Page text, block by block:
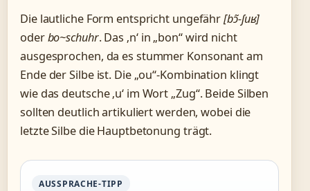
Die lautliche Form entspricht ungefähr[bɔ̃-ʃuʁ]
oderbo~schuhr. Das ‚n‘ in „bon“ wird nicht
ausgesprochen, da es stummer Konsonant am
Ende der Silbe ist. Die „ou“-Kombination klingt
wie das deutsche ‚u‘ im Wort „Zug“. Beide Silben
sollten deutlich artikuliert werden, wobei die
letzte Silbe die Hauptbetonung trägt.
AUSSPRACHE-TIPP